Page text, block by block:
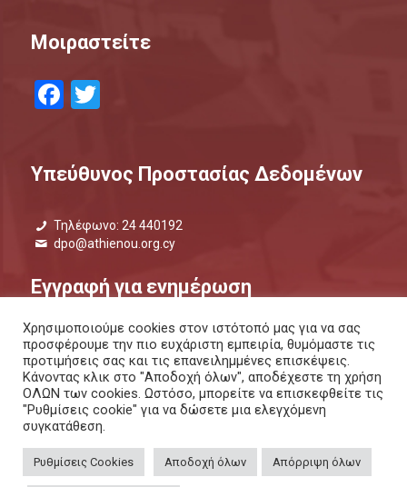
Μοιραστείτε
Facebook
Twitter
Υπεύθυνος Προστασίας Δεδομένων
Τηλέφωνο: 24 440192
dpo@athienou.org.cy
Εγγραφή για ενημέρωση
Μάθετε τι συμβαίνει και μείνετε ενημερωμένοι.
ΕΝΗΜΕΡΩΤΙΚΟ ΔΕΛΤΙΟ | ΜΕΣΩ SMS
ΠΟΛΙΤΙΚΗ ΑΠΟΡΡΗΤΟΥΚΑΙΠΟΛΙΤΙΚΗ COOKIES
Χρησιμοποιούμε cookies στον ιστότοπό μας για να σας
προσφέρουμε την πιο ευχάριστη εμπειρία, θυμόμαστε τις
προτιμήσεις σας και τις επανειλημμένες επισκέψεις.
Κάνοντας κλικ στο "Αποδοχή όλων", αποδέχεστε τη χρήση
ΟΛΩΝ των cookies. Ωστόσο, μπορείτε να επισκεφθείτε τις
"Ρυθμίσεις cookie" για να δώσετε μια ελεγχόμενη
συγκατάθεση.
Ρυθμίσεις Cookies Αποδοχή όλων Απόρριψη όλων